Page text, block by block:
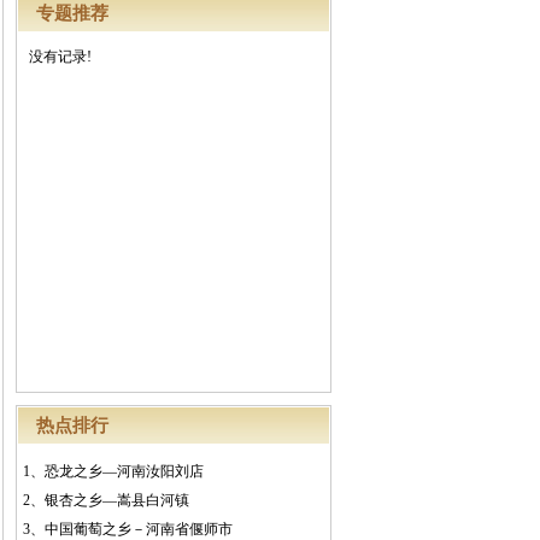
专题推荐
没有记录!
热点排行
1、 恐龙之乡—河南汝阳刘店
2、 银杏之乡—嵩县白河镇
3、 中国葡萄之乡－河南省偃师市